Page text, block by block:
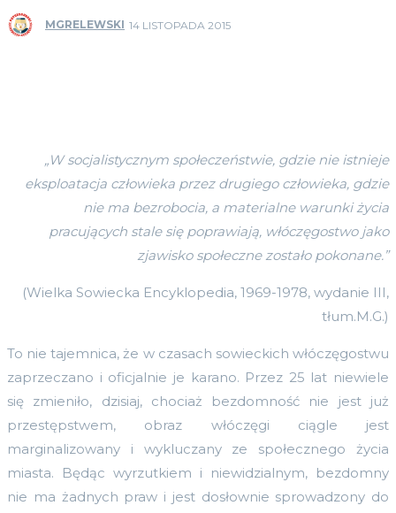
MGRELEWSKI 14 LISTOPADA 2015
„W socjalistycznym społeczeństwie, gdzie nie istnieje
eksploatacja człowieka przez drugiego człowieka, gdzie
nie ma bezrobocia, a materialne warunki życia
pracujących stale się poprawiają, włóczęgostwo jako
zjawisko społeczne zostało pokonane.”
(Wielka Sowiecka Encyklopedia, 1969-1978, wydanie III,
tłum.M.G.)
To nie tajemnica, że w czasach sowieckich włóczęgostwu
zaprzeczano i oficjalnie je karano. Przez 25 lat niewiele
się zmieniło, dzisiaj, chociaż bezdomność nie jest już
przestępstwem, obraz włóczęgi ciągle jest
marginalizowany i wykluczany ze społecznego życia
miasta. Będąc wyrzutkiem i niewidzialnym, bezdomny
nie ma żadnych praw i jest dosłownie sprowadzony do